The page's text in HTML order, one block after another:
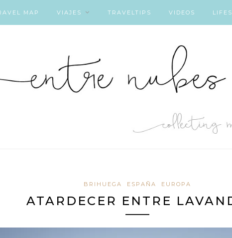
MAP VIAJES TRAVELTIPS VIDEOS
BRIHUEGA ESPAÑA EUROPA
ATARDECER ENTRE